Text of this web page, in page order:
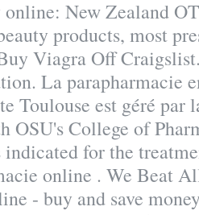
online: New Zealand
products, most
Viagra Off
La parapharmacie
Toulouse est géré par
OSU's College of
for the
online . We Beat
- buy and save